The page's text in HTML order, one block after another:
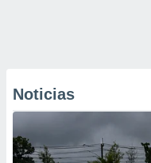
Noticias